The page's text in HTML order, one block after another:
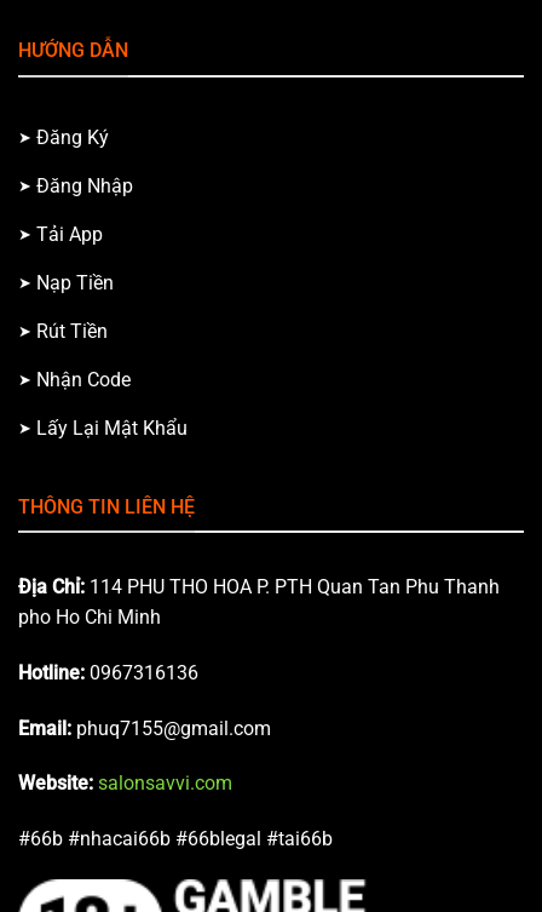
HƯỚNG DẪN
Đăng Ký
Đăng Nhập
Tải App
Nạp Tiền
Rút Tiền
Nhận Code
Lấy Lại Mật Khẩu
THÔNG TIN LIÊN HỆ
Địa Chỉ: 114 PHU THO HOA P. PTH Quan Tan Phu Thanh
pho Ho Chi Minh
Hotline: 0967316136
Email: phuq7155@gmail.com
Website: salonsavvi.com
#66b #nhacai66b #66blegal #tai66b